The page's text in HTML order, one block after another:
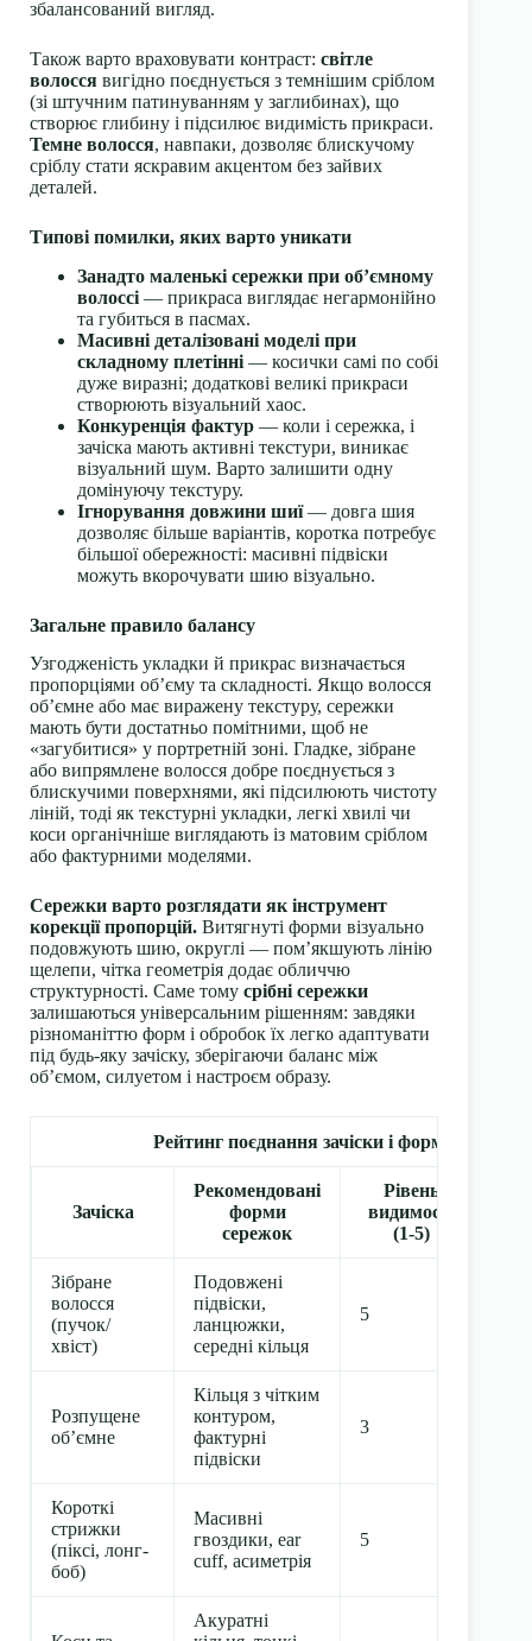
збалансований вигляд.
Також варто враховувати контраст: світле
волосся вигідно поєднується з темнішим сріблом
(зі штучним патинуванням у заглибинах), що
створює глибину і підсилює видимість прикраси.
Темне волосся, навпаки, дозволяє блискучому
сріблу стати яскравим акцентом без зайвих
деталей.
Типові помилки, яких варто уникати
Занадто маленькі сережки при об’ємному
волоссі — прикраса виглядає негармонійно
та губиться в пасмах.
Масивні деталізовані моделі при
складному плетінні — косички самі по собі
дуже виразні; додаткові великі прикраси
створюють візуальний хаос.
Конкуренція фактур — коли і сережка, і
зачіска мають активні текстури, виникає
візуальний шум. Варто залишити одну
домінуючу текстуру.
Ігнорування довжини шиї— довга шия
дозволяє більше варіантів, коротка потребує
більшої обережності: масивні підвіски
можуть вкорочувати шию візуально.
Загальне правило балансу
Узгодженість укладки й прикрас визначається
пропорціями об’єму та складності. Якщо волосся
об’ємне або має виражену текстуру, сережки
мають бути достатньо помітними, щоб не
«загубитися» у портретній зоні. Гладке, зібране
або випрямлене волосся добре поєднується з
блискучими поверхнями, які підсилюють чистоту
ліній, тоді як текстурні укладки, легкі хвилі чи
коси органічніше виглядають із матовим сріблом
або фактурними моделями.
Сережки варто розглядати як інструмент
корекції пропорцій. Витягнуті форми візуально
подовжують шию, округлі — пом’якшують лінію
щелепи, чітка геометрія додає обличчю
структурності. Саме тому срібні сережки
залишаються універсальним рішенням: завдяки
різноманіттю форм і обробок їх легко адаптувати
під будь-яку зачіску, зберігаючи баланс між
об’ємом, силуетом і настроєм образу.
Рейтинг поєднання зачіски і форм сережок
Зачіска
Рекомендовані
форми
сережок
Рівень
видимості
(1-5)
Зібране
волосся
(пучок/
хвіст)
Подовжені
підвіски,
ланцюжки,
середні кільця
5
Розпущене
об’ємне
Кільця з чітким
контуром,
фактурні
підвіски
3
Короткі
стрижки
(піксі, лонг-
боб)
Масивні
гвоздики, ear
cuff, асиметрія
5
Акуратні